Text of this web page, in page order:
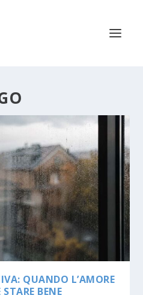
QUANDO L’AMORE
BENE